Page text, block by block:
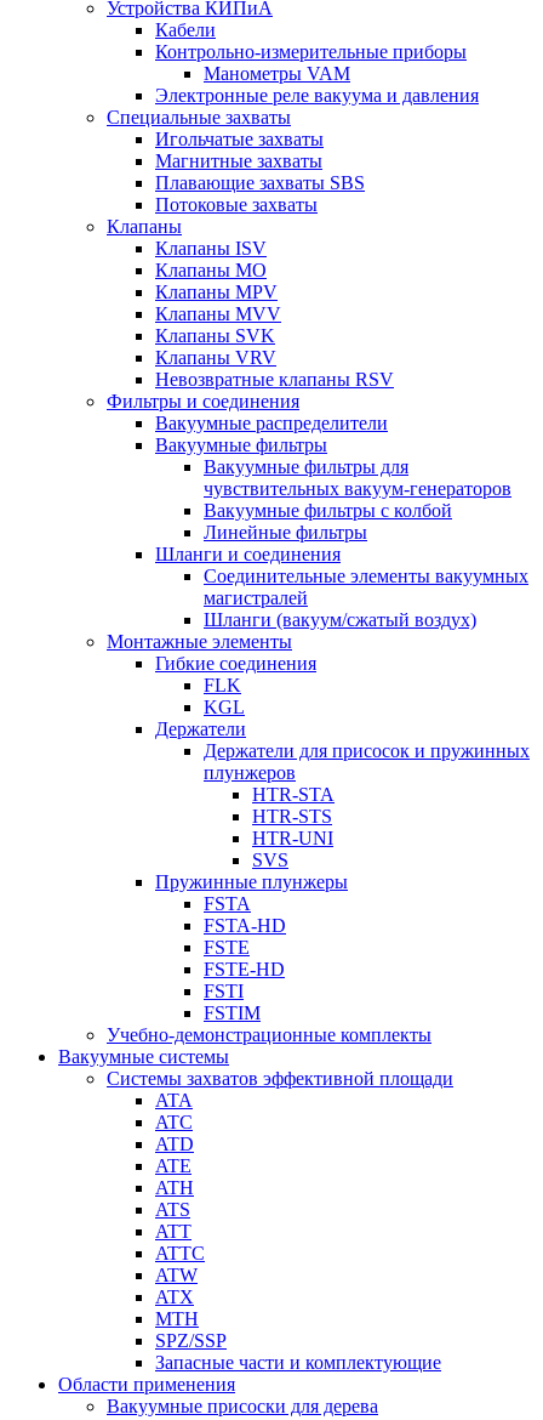
Устройства КИПиА
Кабели
Контрольно-измерительные приборы
Манометры VAM
Электронные реле вакуума и давления
Специальные захваты
Игольчатые захваты
Магнитные захваты
Плавающие захваты SBS
Потоковые захваты
Клапаны
Клапаны ISV
Клапаны MO
Клапаны MPV
Клапаны MVV
Клапаны SVK
Клапаны VRV
Невозвратные клапаны RSV
Фильтры и соединения
Вакуумные распределители
Вакуумные фильтры
Вакуумные фильтры для
чувствительных вакуум-генераторов
Вакуумные фильтры с колбой
Линейные фильтры
Шланги и соединения
Соединительные элементы вакуумных
магистралей
Шланги (вакуум/сжатый воздух)
Монтажные элементы
Гибкие соединения
FLK
KGL
Держатели
Держатели для присосок и пружинных
плунжеров
HTR-STA
HTR-STS
HTR-UNI
SVS
Пружинные плунжеры
FSTA
FSTA-HD
FSTE
FSTE-HD
FSTI
FSTIM
Учебно-демонстрационные комплекты
Вакуумные системы
Системы захватов эффективной площади
ATA
ATC
ATD
ATE
ATH
ATS
ATT
ATTC
ATW
ATX
MTH
SPZ/SSP
Запасные части и комплектующие
Области применения
Вакуумные присоски для дерева